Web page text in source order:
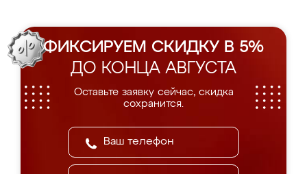
ФИКСИРУЕМ СКИДКУ В 5%
ДО КОНЦА АВГУСТА
Оставьте заявку сейчас, скидка
сохранится.